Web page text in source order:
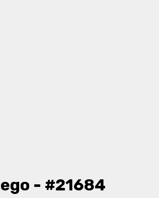
- #21684